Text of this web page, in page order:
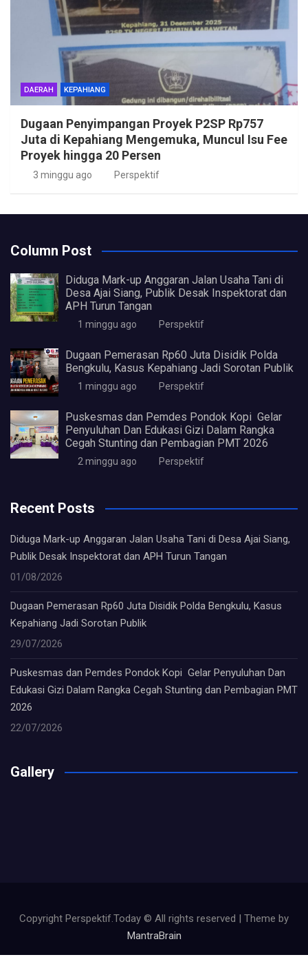
DAERAH KEPAHIANG
Dugaan Penyimpangan Proyek P2SP Rp757
Juta di Kepahiang Mengemuka, Muncul Isu Fee
Proyek hingga 20 Persen
3 minggu ago Perspektif
Column Post
Diduga Mark-up Anggaran Jalan Usaha Tani di
Desa Ajai Siang, Publik Desak Inspektorat dan
APH Turun Tangan
1 minggu ago Perspektif
Dugaan Pemerasan Rp60 Juta Disidik Polda
Bengkulu, Kasus Kepahiang Jadi Sorotan Publik
1 minggu ago Perspektif
Puskesmas dan Pemdes Pondok Kopi Gelar
Penyuluhan Dan Edukasi Gizi Dalam Rangka
Cegah Stunting dan Pembagian PMT 2026
2 minggu ago Perspektif
Recent Posts
Diduga Mark-up Anggaran Jalan Usaha Tani di Desa Ajai Siang,
Publik Desak Inspektorat dan APH Turun Tangan
01/08/2026
Dugaan Pemerasan Rp60 Juta Disidik Polda Bengkulu, Kasus
Kepahiang Jadi Sorotan Publik
29/07/2026
Puskesmas dan Pemdes Pondok Kopi Gelar Penyuluhan Dan
Edukasi Gizi Dalam Rangka Cegah Stunting dan Pembagian PMT
2026
22/07/2026
Gallery
Copyright Perspektif.Today © All rights reserved | Theme by
MantraBrain